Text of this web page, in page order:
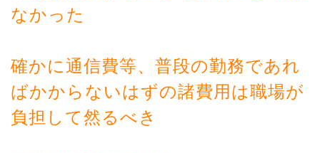
なかった
確かに通信費等、普段の勤務であれ
ばかからないはずの諸費用は職場が
負担して然るべき